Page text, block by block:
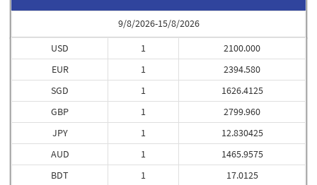
9/8/2026-15/8/2026
USD
EUR
SGD
GBP
JPY
AUD
BDT
1
1
1
1
1
1
1
2100.000
2394.580
1626.4125
2799.960
12.830425
1465.9575
17.0125